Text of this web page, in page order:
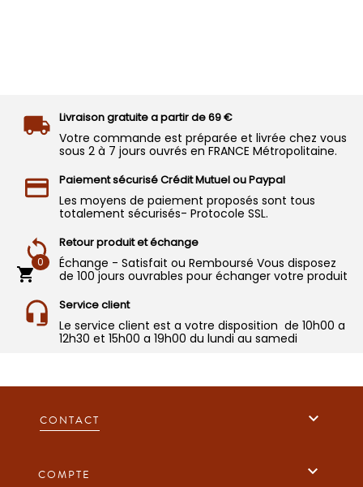
Livraison gratuite a partir de 69 €
Votre commande est préparée et livrée chez vous
sous 2 à 7 jours ouvrés en FRANCE Métropolitaine.
Paiement sécurisé Crédit Mutuel ou Paypal
Les moyens de paiement proposés sont tous
totalement sécurisés- Protocole SSL.
Retour produit et échange
Échange - Satisfait ou Remboursé Vous disposez
de 100 jours ouvrables pour échanger votre produit
Service client
Le service client est a votre disposition de 10h00 a
12h30 et 15h00 a 19h00 du lundi au samedi
CONTACT 
COMPTE 

0